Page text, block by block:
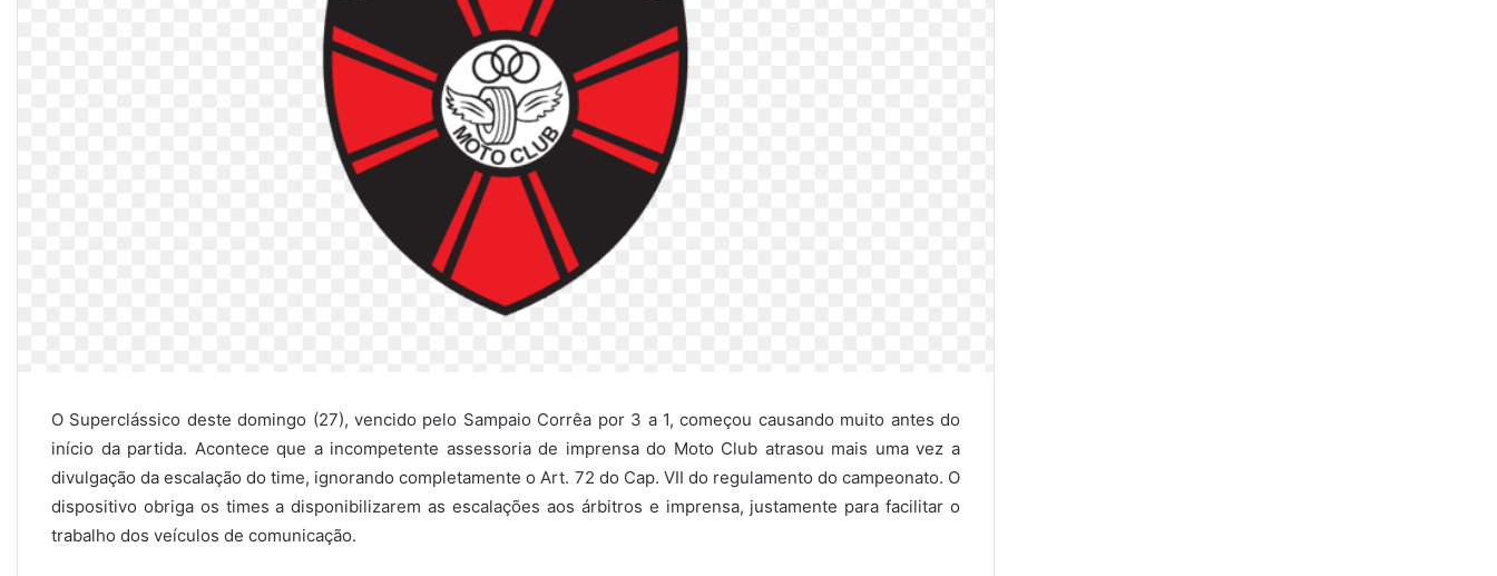
O Superclássico deste domingo (27), vencido pelo Sampaio Corrêa por 3 a 1, começou causando muito antes do
início da partida. Acontece que a incompetente assessoria de imprensa do Moto Club atrasou mais uma vez a
divulgação da escalação do time, ignorando completamente o Art. 72 do Cap. VII do regulamento do campeonato. O
dispositivo obriga os times a disponibilizarem as escalações aos árbitros e imprensa, justamente para facilitar o
trabalho dos veículos de comunicação.